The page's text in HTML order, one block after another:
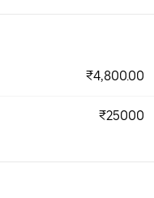
₹4,800.00
₹25000